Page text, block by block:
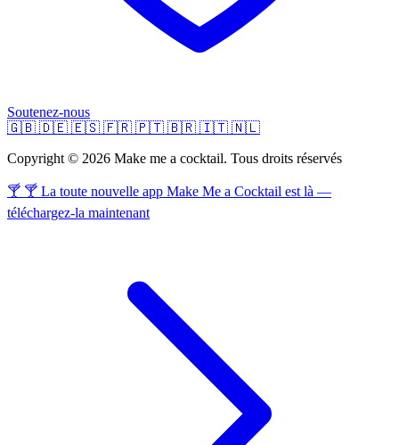
Soutenez-nous
🇬🇧 🇩🇪 🇪🇸 🇫🇷 🇵🇹 🇧🇷 🇮🇹 🇳🇱
Copyright © 2026 Make me a cocktail. Tous droits réservés
🍸 🍸 La toute nouvelle app Make Me a Cocktail est là —
téléchargez-la maintenant